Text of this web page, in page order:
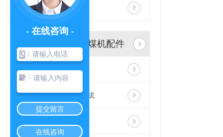
久益齿轨轮
艾克夫采煤机配件
扭矩轴
行走链轮总成
- 在线咨询 -
：
：
提交留言
在线咨询